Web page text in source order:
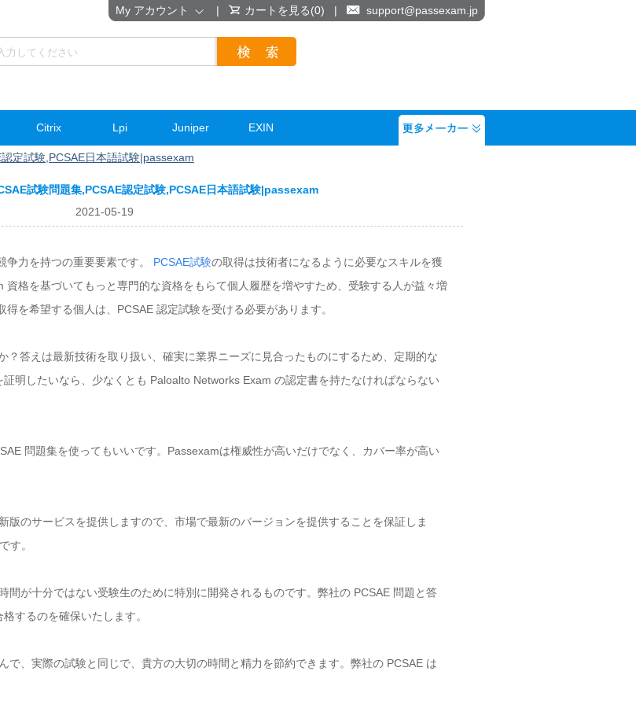
Citrix Lpi Juniper EXIN
定試験,PCSAE日本語試験|passexam
試験問題集,PCSAE認定試験,PCSAE日本語試験|passexam
2021-05-19
力を持つの重要要素です。 PCSAE試験の取得は技術者になるように必要なスキルを獲
格を基づいてもっと専門的な資格をもらて個人履歴を増やすため、受験する人が益々増
を希望する個人は、PCSAE 認定試験を受ける必要があります。
？答えは最新技術を取り扱い、確実に業界ニーズに見合ったものにするため、定期的な
明したいなら、少なくとも Paloalto Networks Exam の認定書を持たなければならない
問題集を使ってもいいです。Passexamは権威性が高いだけでなく、カバー率が高い
版のサービスを提供しますので、市場で最新のバージョンを提供することを保証しま
す。
間が十分ではない受験生のために特別に開発されるものです。弊社の PCSAE 問題と答
するのを確保いたします。
で、実際の試験と同じで、貴方の大切の時間と精力を節約できます。弊社の PCSAE は
My アカウント | カートを見る(0) | support@passexam.jp